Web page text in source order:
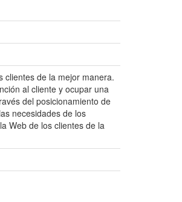
clientes de la mejor manera.
al cliente y ocupar una
del posicionamiento de
necesidades de los
Web de los clientes de la